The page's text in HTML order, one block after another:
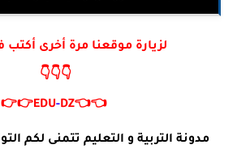
لزيارة موقعنا مرة أخرى
👇👇👇
👈👈
EDU-DZ
👉👉
مدونة التربية و التعليم تتمنى لكم